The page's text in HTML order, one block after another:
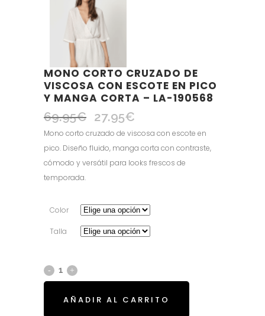
MONO CORTO CRUZADO DE
VISCOSA CON ESCOTE EN PICO
Y MANGA CORTA – LA-190568
69.95€
El
precio
original
era:
27.95€
precio
actual
es:
Mono corto cruzado de viscosa con escote en
pico. Diseño fluido, manga corta con contraste,
cómodo y versátil para looks frescos de
temporada.
Color
Talla
AÑADIR AL CARRITO